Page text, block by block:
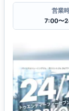
営業
7:00〜